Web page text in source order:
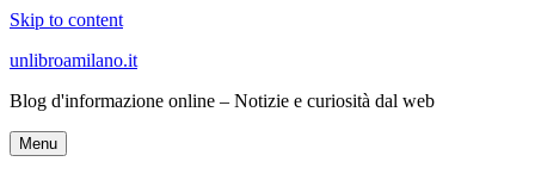
Skip to content
unlibroamilano.it
Blog d'informazione online – Notizie e curiosità dal web
Menu